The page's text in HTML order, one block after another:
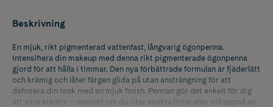
Beskrivning
En mjuk, rikt pigmenterad vattenfast, långvarig ögonpenna.
Intensifiera din makeup med denna rikt pigmenterade ögonpenna
gjord för att hålla i timmar. Den nya förbättrade formulan är fjäderlätt
och krämig och låter färgen glida på utan ansträngning för att
definiera din look med en mjuk finish. Pennan gör det enkelt för dig
att vara kreativ – oavsett om du ritar exakta linjer eller vill uppnå en